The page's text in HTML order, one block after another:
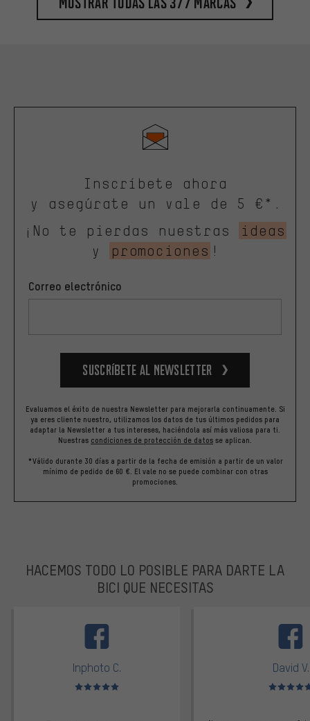
Inscríbete ahora
y asegúrate un vale de 5 €*.
¡No te pierdas nuestras
ideas
y
promociones !
Correo electrónico
Suscríbete al newsletter
Evaluamos el éxito de nuestra Newsletter para mejorarla continuamente. Si
ya eres cliente nuestro, utilizamos los datos de tus últimos pedidos para
adaptar la Newsletter a tus intereses, haciéndola así más valiosa para ti.
Nuestras condiciones de protección de datos se aplican.
*Válido durante 30 días a partir de la fecha de emisión a partir de un valor
mínimo de pedido de 60 €. El vale no se puede combinar con otras
promociones.
HACEMOS TODO LO POSIBLE PARA DARTE LA
BICI QUE NECESITAS
Inphoto C.
Valoración media: 5 de 5
David V.
Valoración